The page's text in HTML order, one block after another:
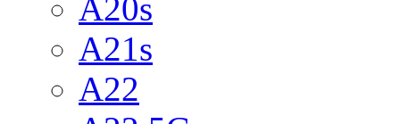
A20s
A21s
A22